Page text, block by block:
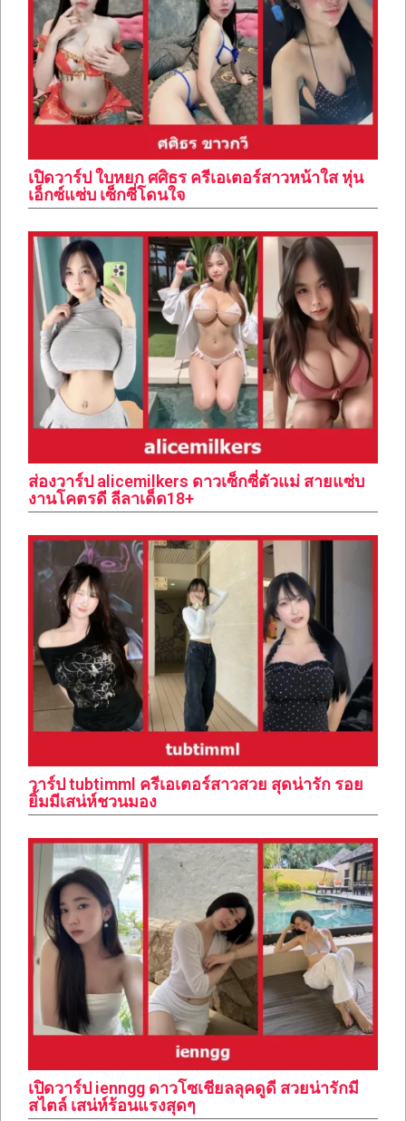
เปิดวาร์ป ใบหยก ศศิธร ครีเอเตอร์สาวหน้าใส หุ่น
เอ็กซ์แซ่บ เซ็กซี่โดนใจ
ส่องวาร์ป alicemilkers ดาวเซ็กซี่ตัวแม่ สายแซ่บ
งานโคตรดี ลีลาเด็ด18+
วาร์ป tubtimml ครีเอเตอร์สาวสวย สุดน่ารัก รอย
ยิ้มมีเสน่ห์ชวนมอง
เปิดวาร์ป ienngg ดาวโซเชียลลุคดูดี สวยน่ารักมี
สไตล์ เสน่ห์ร้อนแรงสุดๆ